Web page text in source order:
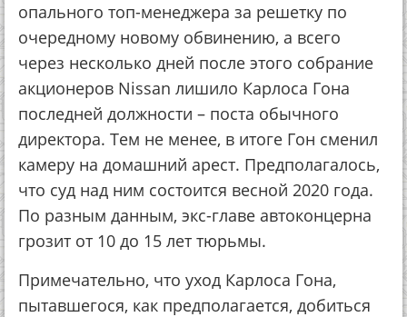
опального топ-менеджера за решетку по
очередному новому обвинению, а всего
через несколько дней после этого собрание
акционеров Nissan лишило Карлоса Гона
последней должности – поста обычного
директора. Тем не менее, в итоге Гон сменил
камеру на домашний арест. Предполагалось,
что суд над ним состоится весной 2020 года.
По разным данным, экс-главе автоконцерна
грозит от 10 до 15 лет тюрьмы.
Примечательно, что уход Карлоса Гона,
пытавшегося, как предполагается, добиться